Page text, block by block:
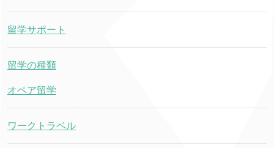
留学サポート
留学の種類
オペア留学
ワークトラベル